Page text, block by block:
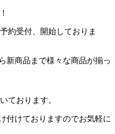
約受付、開始しておりま
新商品まで様々な商品が揃っ
ております。
付けておりますのでお気軽に